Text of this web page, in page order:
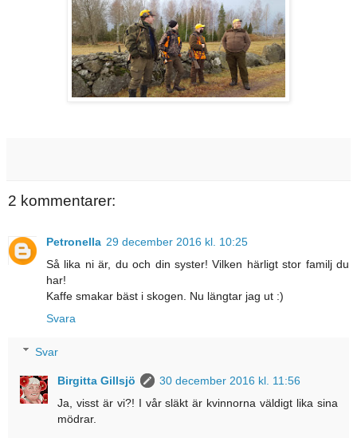
2 kommentarer:
Petronella 29 december 2016 kl. 10:25
Så lika ni är, du och din syster! Vilken härligt stor familj du
har!
Kaffe smakar bäst i skogen. Nu längtar jag ut :)
Svara
Svar
Birgitta Gillsjö
30 december 2016 kl. 11:56
Ja, visst är vi?! I vår släkt är kvinnorna väldigt lika sina
mödrar.